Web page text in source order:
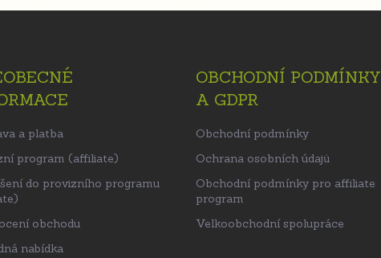
a platba
program (affiliate)
do provizního programu
obchodu
nabídka
OBCHODNÍ PODMÍNKY
A GDPR
Obchodní podmínky
Ochrana osobních údajů
Obchodní podmínky pro affiliate
program
Velkoobchodní spolupráce